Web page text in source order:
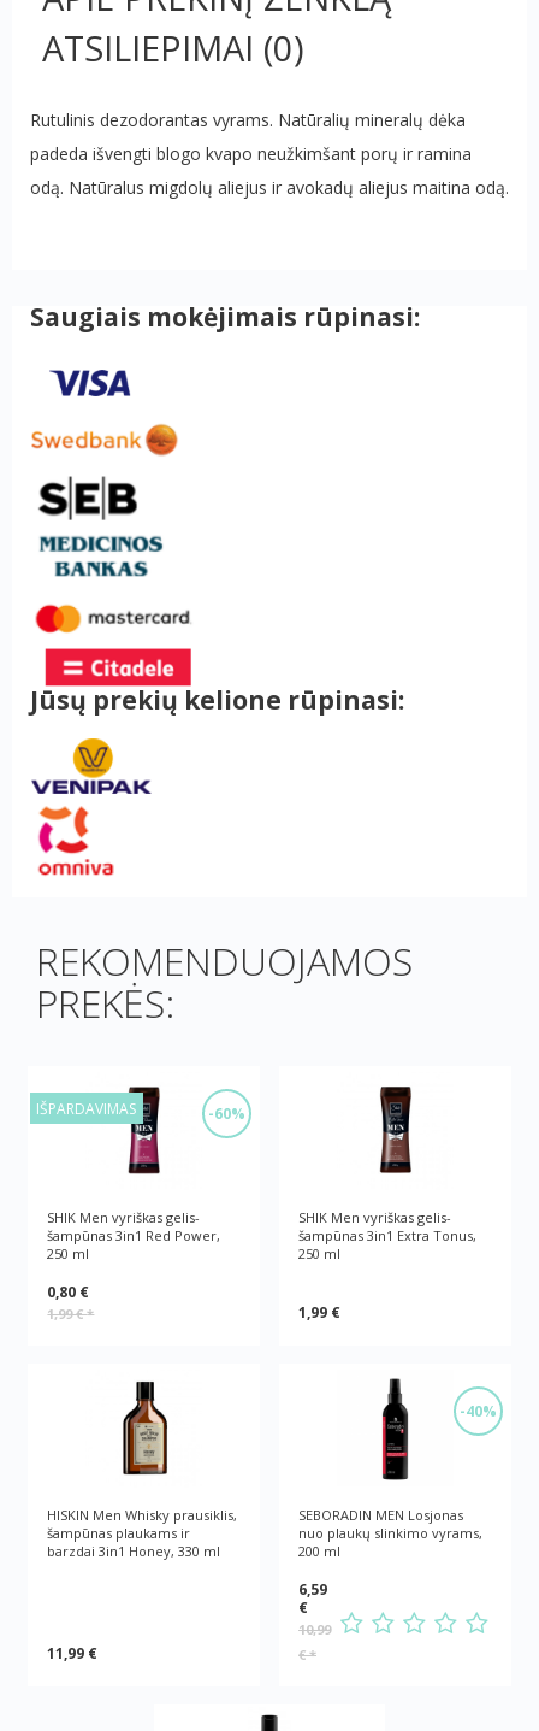
ATSILIEPIMAI (0)
Rutulinis dezodorantas vyrams. Natūralių mineralų dėka
padeda išvengti blogo kvapo neužkimšant porų ir ramina
odą. Natūralus migdolų aliejus ir avokadų aliejus maitina odą.
Saugiais mokėjimais rūpinasi:
Jūsų prekių kelione rūpinasi:
REKOMENDUOJAMOS
PREKĖS:
-60%
IŠPARDAVIMAS
SHIK Men vyriškas gelis-
šampūnas 3in1 Red Рower,
250 ml
0,80 €
1,99 €*
SHIK Men vyriškas gelis-
šampūnas 3in1 Extra Тonus,
250 ml
1,99 €
HISKIN Men Whisky prausiklis,
šampūnas plaukams ir
barzdai 3in1 Honey, 330 ml
11,99 €
-40%
SEBORADIN MEN Losjonas
nuo plaukų slinkimo vyrams,
200 ml
6,59
€
10,99
€*